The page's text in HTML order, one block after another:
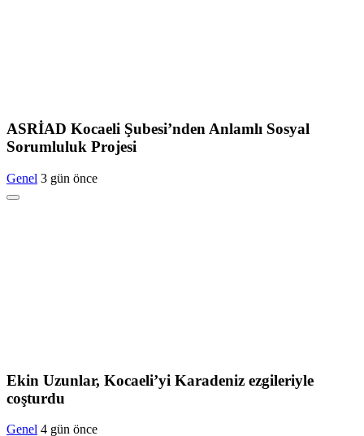
ASRİAD Kocaeli Şubesi’nden Anlamlı Sosyal
Sorumluluk Projesi
Genel 3 gün önce
Ekin Uzunlar, Kocaeli’yi Karadeniz ezgileriyle
coşturdu
Genel 4 gün önce